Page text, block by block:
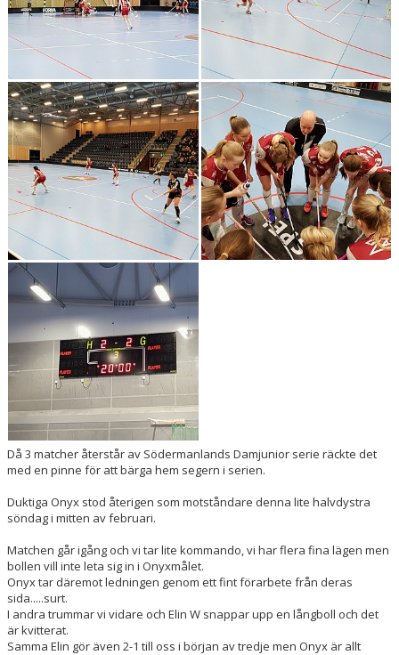
Då 3 matcher återstår av Södermanlands Damjunior serie räckte det
med en pinne för att bärga hem segern i serien.
Duktiga Onyx stod återigen som motståndare denna lite halvdystra
söndag i mitten av februari.
Matchen går igång och vi tar lite kommando, vi har flera fina lägen men
bollen vill inte leta sig in i Onyxmålet.
Onyx tar däremot ledningen genom ett fint förarbete från deras
sida.....surt.
I andra trummar vi vidare och Elin W snappar upp en långboll och det
är kvitterat.
Samma Elin gör även 2-1 till oss i början av tredje men Onyx är allt